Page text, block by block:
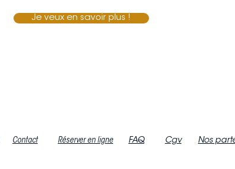
Je veux en savoir plus !
Contact Réserver en ligne FAQ Cgv Nos